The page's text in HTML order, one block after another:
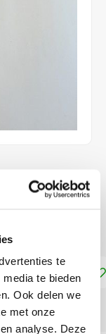
te
te bieden
Ook delen we
met onze
analyse. Deze